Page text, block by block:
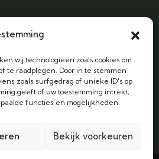
wij technologieën zoals cookies om
te raadplegen. Door in te stemmen
zoals surfgedrag of unieke ID's op
geeft of uw toestemming intrekt,
functies en mogelijkheden.
Bekijk voorkeuren